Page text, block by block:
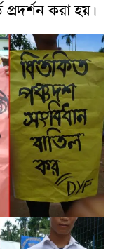
প্রদর্শন করা হয়।